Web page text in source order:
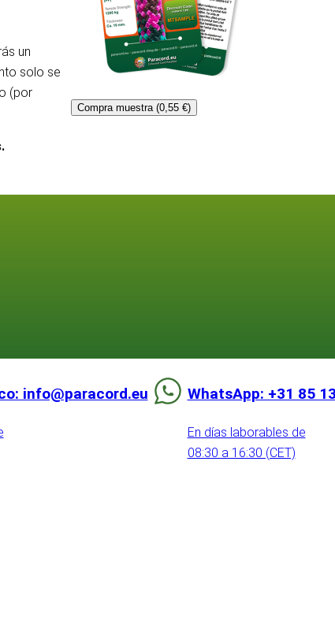
un
solo se
(por
Compra muestra (0,55 €)
info@paracord.eu WhatsApp: +31 85
En días laborables de
08:30 a 16:30 (CET)